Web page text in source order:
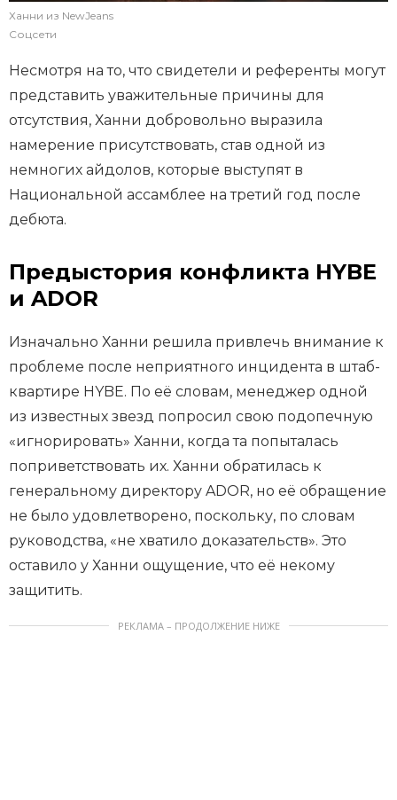
Ханни из NewJeans
Соцсети
Несмотря на то, что свидетели и референты могут
представить уважительные причины для
отсутствия, Ханни добровольно выразила
намерение присутствовать, став одной из
немногих айдолов, которые выступят в
Национальной ассамблее на третий год после
дебюта.
Предыстория конфликта HYBE
и ADOR
Изначально Ханни решила привлечь внимание к
проблеме после неприятного инцидента в штаб-
квартире HYBE. По её словам, менеджер одной
из известных звезд попросил свою подопечную
«игнорировать» Ханни, когда та попыталась
поприветствовать их. Ханни обратилась к
генеральному директору ADOR, но её обращение
не было удовлетворено, поскольку, по словам
руководства, «не хватило доказательств». Это
оставило у Ханни ощущение, что её некому
защитить.
РЕКЛАМА – ПРОДОЛЖЕНИЕ НИЖЕ